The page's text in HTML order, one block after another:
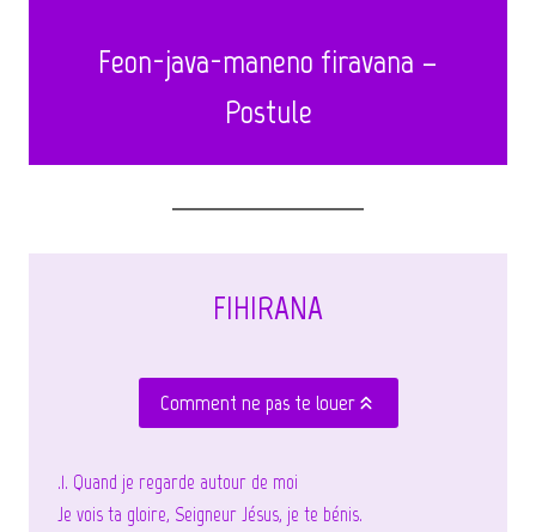
Feon-java-maneno firavana –
Postule
FIHIRANA
Comment ne pas te louer
.1. Quand je regarde autour de moi
Je vois ta gloire, Seigneur Jésus, je te bénis.